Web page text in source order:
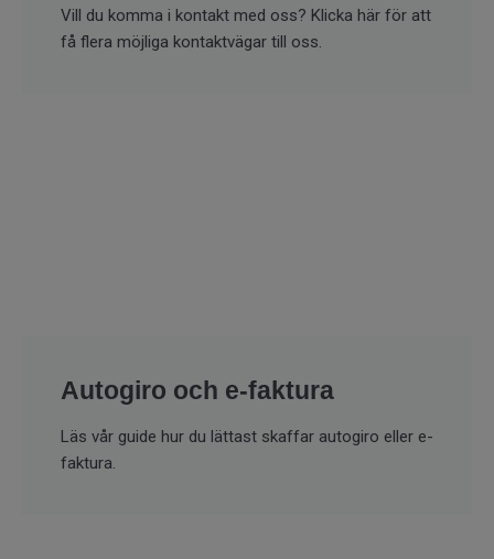
Vill du komma i kontakt med oss? Klicka här för att
få flera möjliga kontaktvägar till oss.
Autogiro och e-faktura
Läs vår guide hur du lättast skaffar autogiro eller e-
faktura.